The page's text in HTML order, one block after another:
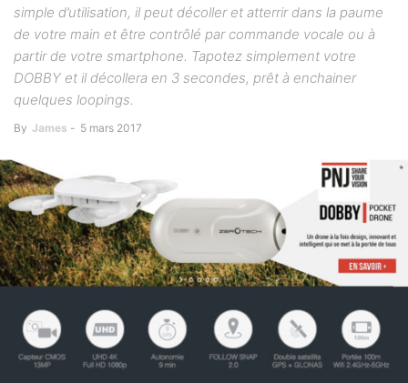
simple d’utilisation, il peut décoller et atterrir dans la paume
de votre main et être contrôlé par commande vocale ou à
partir de votre smartphone. Tapotez simplement votre
DOBBY et il décollera en 3 secondes, prêt à enchainer
quelques loopings.
By James - 5 mars 2017